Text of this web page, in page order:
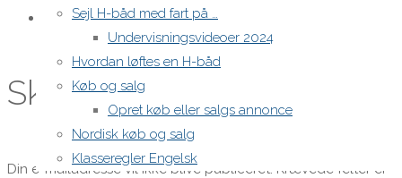
Sejl H-båd med fart på …
Undervisningsvideoer 2024
Hvordan løftes en H-båd
Køb og salg
Opret køb eller salgs annonce
Nordisk køb og salg
Klasseregler Engelsk
Danske H-bådssejlere
Skriv et svar
Din e-mailadresse vil ikke blive publiceret. Krævede felter er